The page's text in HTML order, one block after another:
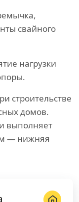
свайного
нагрузки
строительстве
домов.
выполняет
— нижняя